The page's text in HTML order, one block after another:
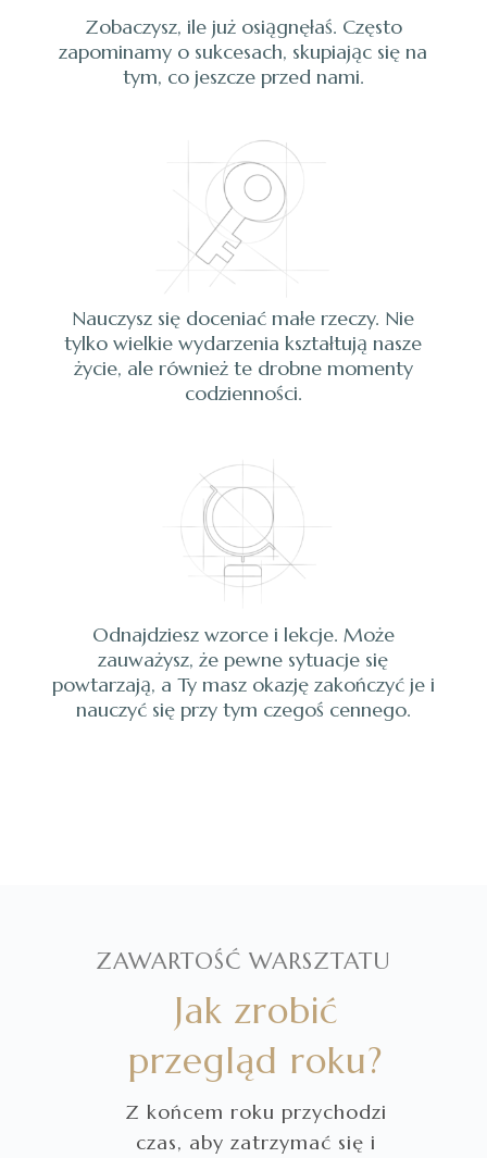
Zobaczysz, ile już osiągnęłaś. Często
zapominamy o sukcesach, skupiając się na
tym, co jeszcze przed nami.
Nauczysz się doceniać małe rzeczy. Nie
tylko wielkie wydarzenia kształtują nasze
życie, ale również te drobne momenty
codzienności.
Odnajdziesz wzorce i lekcje. Może
zauważysz, że pewne sytuacje się
powtarzają, a Ty masz okazję zakończyć je i
nauczyć się przy tym czegoś cennego.
ZAWARTOŚĆ WARSZTATU
Jak zrobić
przegląd roku?
Z końcem roku przychodzi
czas, aby zatrzymać się i